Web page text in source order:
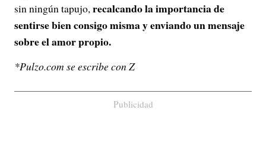
sin ningún tapujo,recalcando la importancia de
sentirse bien consigo misma y enviando un mensaje
sobre el amor propio.
*Pulzo.com se escribe con Z
Publicidad